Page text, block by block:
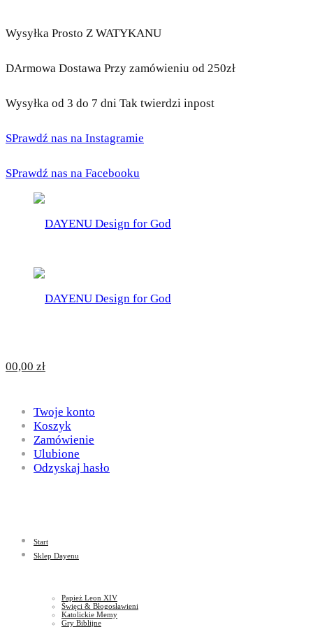
Wysyłka Prosto Z WATYKANU
DArmowa Dostawa Przy zamówieniu od 250zł
Wysyłka od 3 do 7 dni Tak twierdzi inpost
SPrawdź nas na Instagramie
SPrawdź nas na Facebooku
for
God
DAYENU
Design
God
00,00 zł
Twoje konto
Koszyk
Zamówienie
Ulubione
Odzyskaj hasło
Start
Sklep Dayenu
Papież Leon XIV
Święci & Błogosławieni
Katolickie Memy
Gry Biblijne